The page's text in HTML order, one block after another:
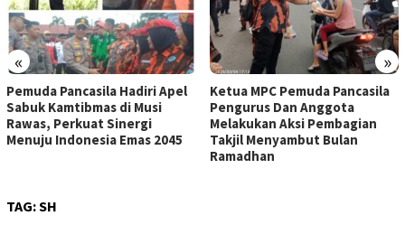
« »
Ketua MPC Pemuda Pancasila
Pengurus Dan Anggota
Melakukan Aksi Pembagian
Takjil Menyambut Bulan
MPC Pemuda Pancasila Kab.
OKU Gelar Buka Puasa
Bersama, Pererat Silaturahmi
TAG:SH